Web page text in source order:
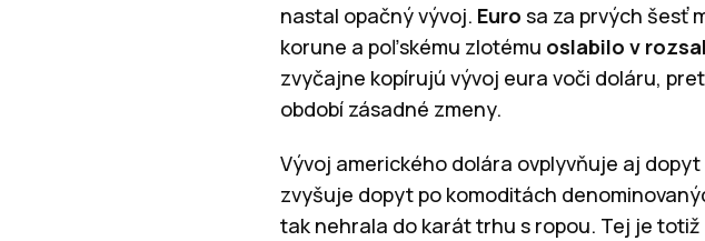
nastal opačný vývoj. Euro sa za prvých šesť
korune a poľskému zlotému oslabilo v
zvyčajne kopírujú vývoj eura voči doláru,
období zásadné zmeny.
Vývoj amerického dolára ovplyvňuje aj
zvyšuje dopyt po komoditách
tak nehrala do karát trhu s ropou. Tej je